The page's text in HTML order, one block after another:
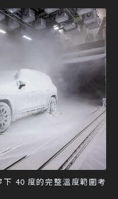
40 度的完整溫度範圍考